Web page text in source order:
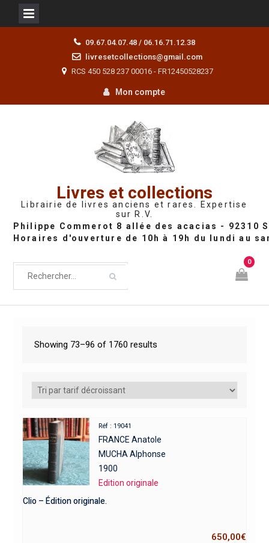
09.67.04.07.48 / 06.16.71.12.38
livresetcollections@gmail.com
RCS 450 528 237 00016 - FR12450528237
Mon compte
Livres et collections
Librairie de livres anciens et rares. Expertise
sur R.V.
0
Showing 73–96 of 1760 results
Réf : 19041
FRANCE Anatole
MUCHA Alphonse
1900
Edition originale
Clio – Édition originale.
650,00€